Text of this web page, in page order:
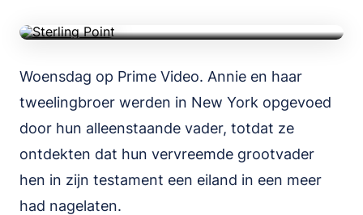
Woensdag op Prime Video. Annie en haar
tweelingbroer werden in New York opgevoed
door hun alleenstaande vader, totdat ze
ontdekten dat hun vervreemde grootvader
hen in zijn testament een eiland in een meer
had nagelaten.